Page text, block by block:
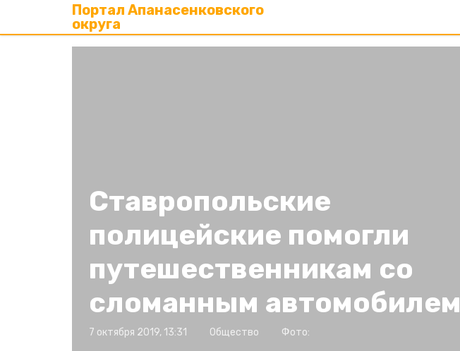
Портал Апанасенковского
округа
Ставропольские
полицейские помогли
путешественникам со
сломанным автомобилем
7 октября 2019, 13:31 Общество Фото: